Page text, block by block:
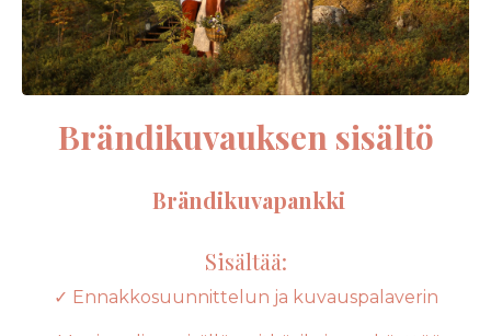
Brändikuvauksen sisältö
Brändikuvapankki
Sisältää:
✓ Ennakkosuunnittelun ja kuvauspalaverin